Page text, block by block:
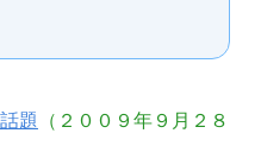
題
（２００９年９月２８